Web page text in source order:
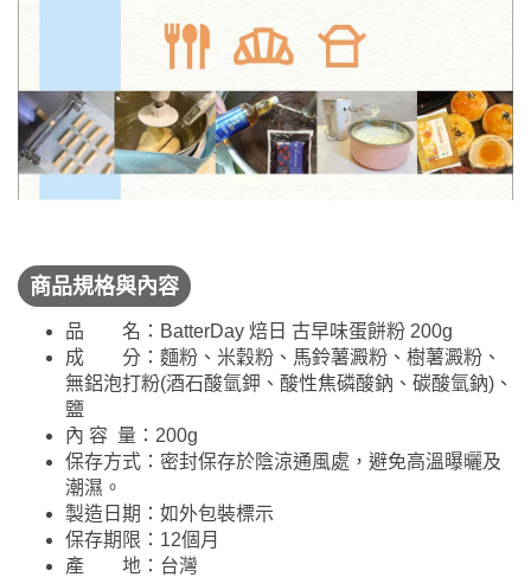
商品規格與內容
品 名：BatterDay 焙日 古早味蛋餅粉 200g
成 分：麵粉、米穀粉、馬鈴薯澱粉、樹薯澱粉、
無鋁泡打粉(酒石酸氫鉀、酸性焦磷酸鈉、碳酸氫鈉)、
鹽
內 容 量：200g
保存方式：密封保存於陰涼通風處，避免高溫曝曬及
潮濕。
製造日期：如外包裝標示
保存期限：12個月
產 地：台灣